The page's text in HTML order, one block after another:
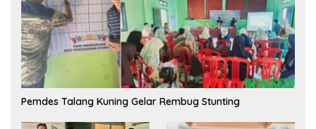
Pemdes Talang Kuning Gelar Rembug Stunting